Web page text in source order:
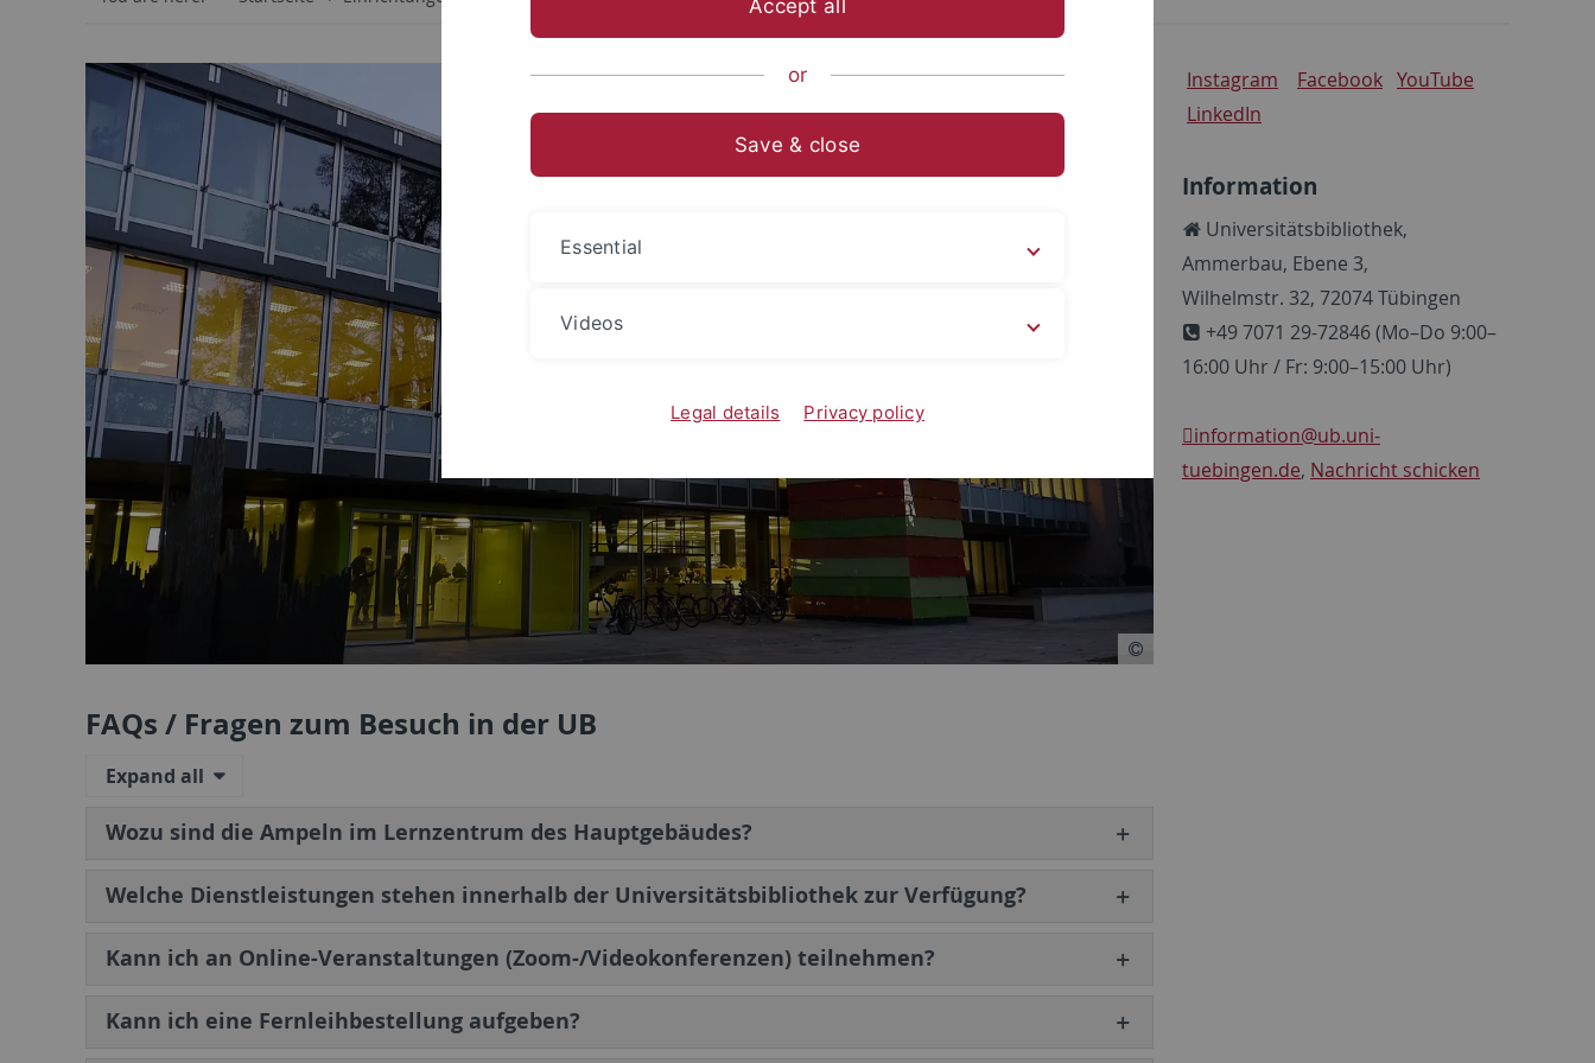
FAQs / Fragen zum Besuch in der UB
Expand all
Wozu sind die Ampeln im Lernzentrum des Hauptgebäudes?
Welche Dienstleistungen stehen innerhalb der Universitätsbibliothek zur Verfügung?
Kann ich an Online-Veranstaltungen (Zoom-/Videokonferenzen) teilnehmen?
Kann ich eine Fernleihbestellung aufgeben?
Instagram Facebook YouTube
LinkedIn
Information
Universitätsbibliothek,
Ammerbau, Ebene 3,
Wilhelmstr. 32, 72074 Tübingen
+49 7071 29-72846 (Mo–Do 9:00–
16:00 Uhr / Fr: 9:00–15:00 Uhr)
information@ub.uni-
tuebingen.de, Nachricht schicken
Accept all
or
Save & close
Essential
Videos
Legal details Privacy policy